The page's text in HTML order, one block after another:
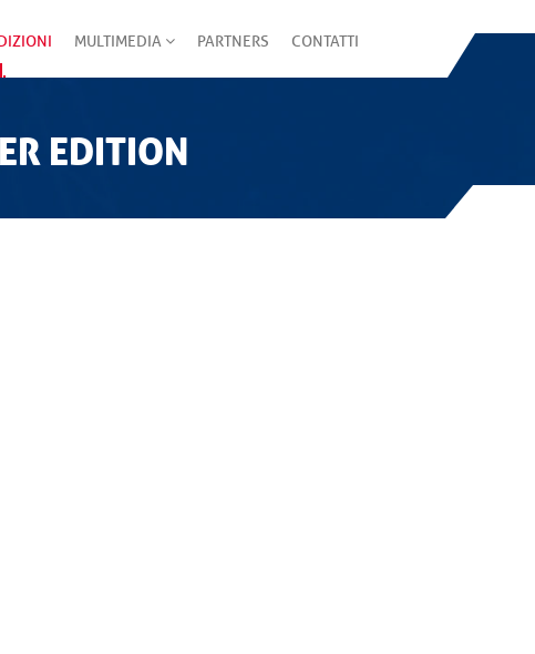
MULTIMEDIA PARTNERS CONTATTI
EDITION